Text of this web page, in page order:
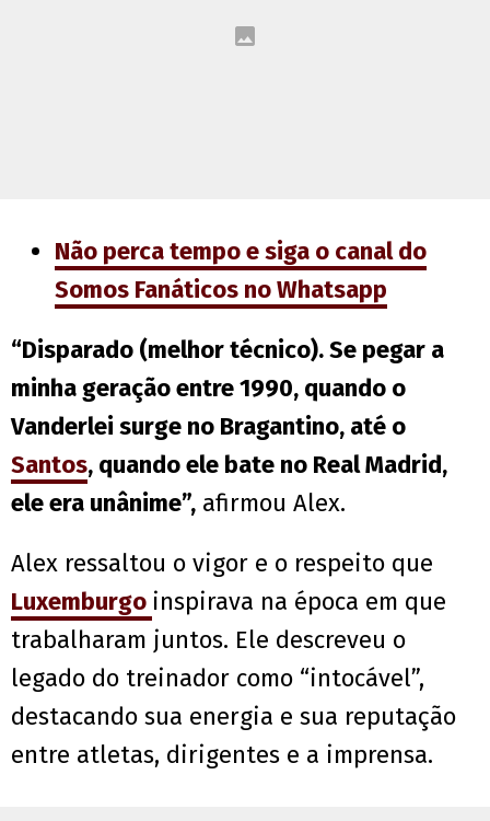
Não perca tempo e siga o canal do
Somos Fanáticos no Whatsapp
“Disparado (melhor técnico). Se pegar a
minha geração entre 1990, quando o
Vanderlei surge no Bragantino, até o
Santos, quando ele bate no Real Madrid,
ele era unânime”, afirmou Alex.
Alex ressaltou o vigor e o respeito que
Luxemburgo inspirava na época em que
trabalharam juntos. Ele descreveu o
legado do treinador como “intocável”,
destacando sua energia e sua reputação
entre atletas, dirigentes e a imprensa.